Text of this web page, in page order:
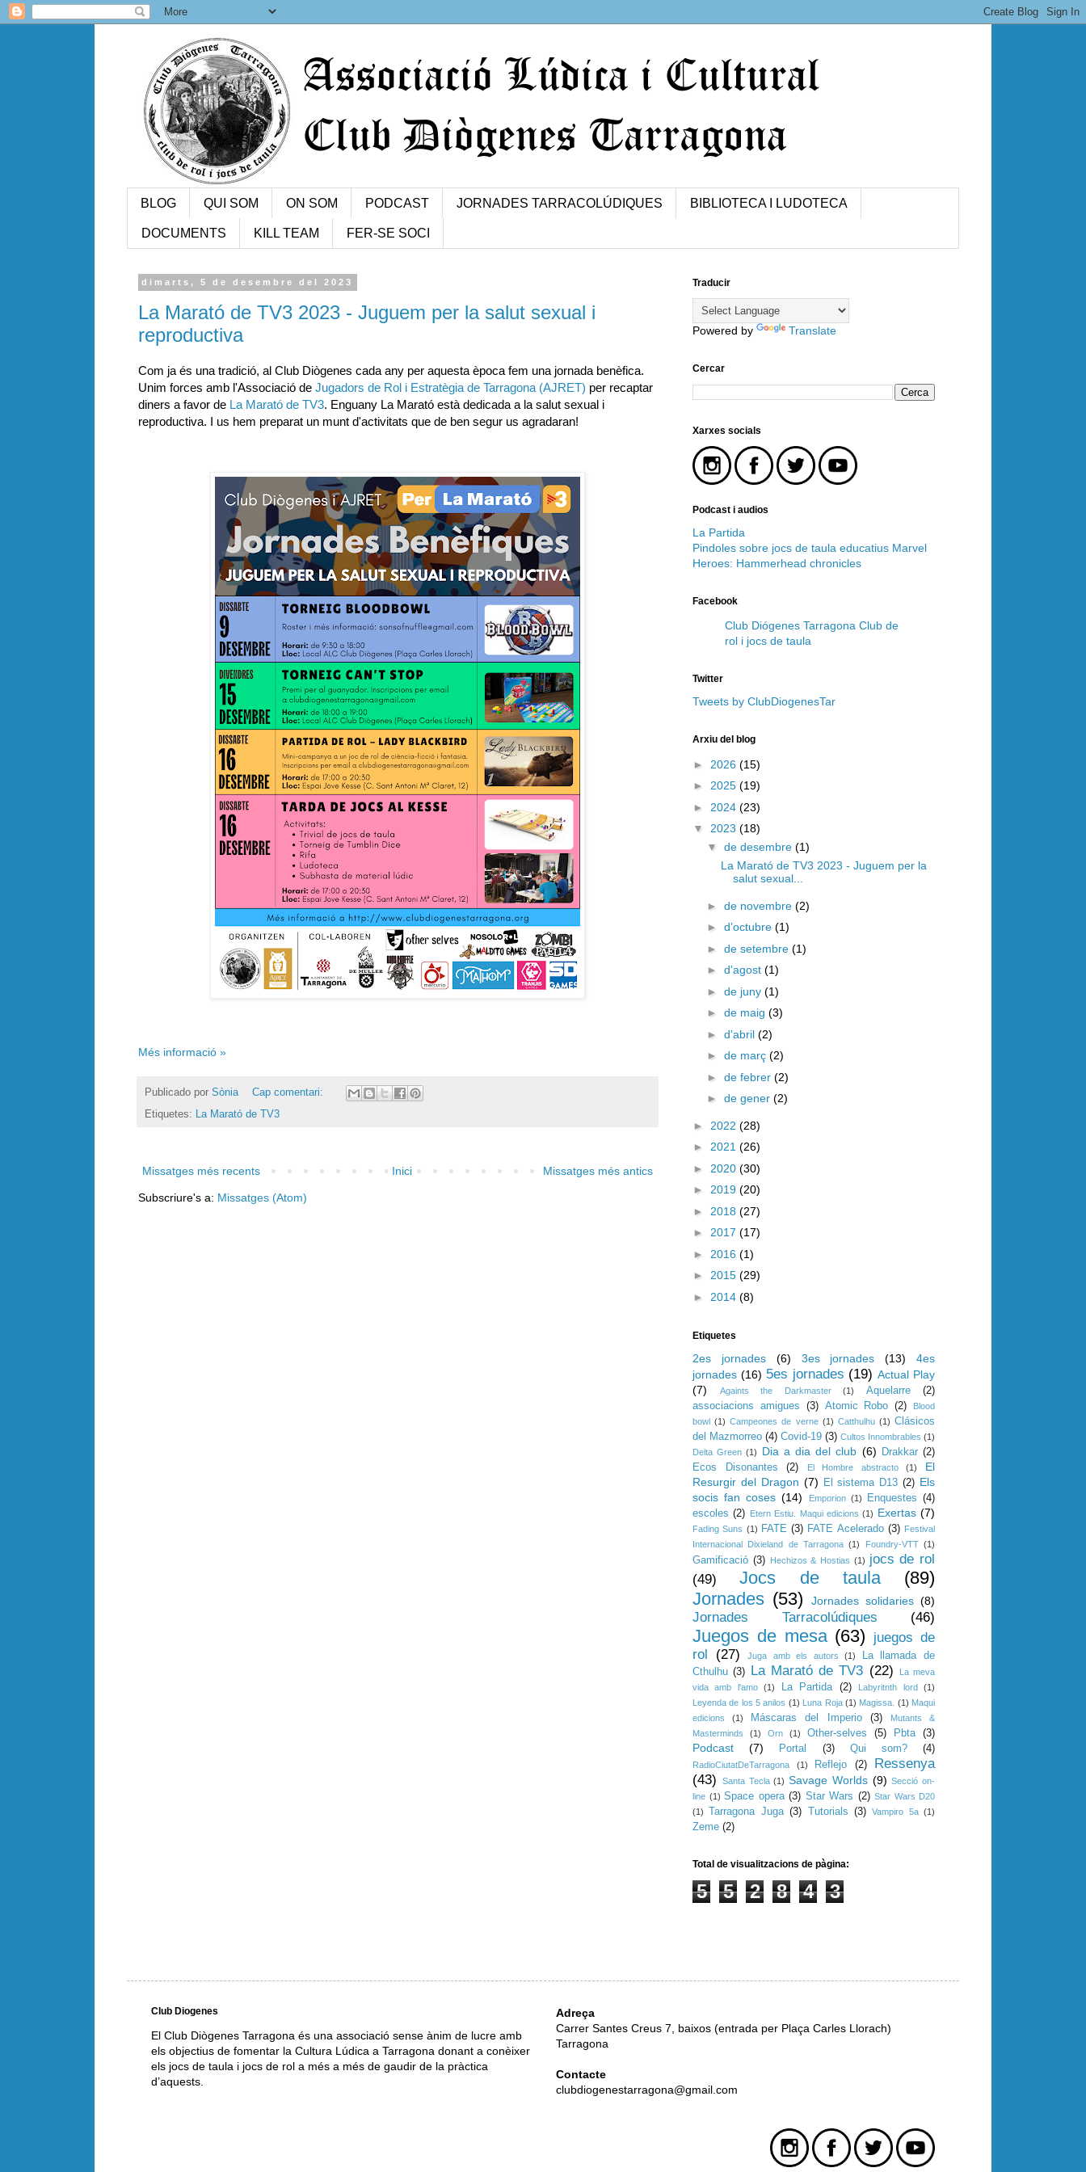
BLOG QUI SOM ON SOM PODCAST JORNADES TARRACOLÚDIQUES BIBLIOTECA I LUDOTECA
DOCUMENTS KILL TEAM FER-SE SOCI
dimarts, 5 de desembre del 2023
La Marató de TV3 2023 - Juguem per la salut sexual i
reproductiva
Com ja és una tradició, al Club Diògenes cada any per aquesta època fem una jornada benèfica.
Unim forces amb l'Associació de Jugadors de Rol i Estratègia de Tarragona (AJRET) per recaptar
diners a favor de La Marató de TV3. Enguany La Marató està dedicada a la salut sexual i
reproductiva. I us hem preparat un munt d'activitats que de ben segur us agradaran!
Més informació »
Publicado por Sònia
Cap comentari:
Etiquetes: La Marató de TV3
Missatges més recents Missatges més antics
Inici
Subscriure's a: Missatges (Atom)
Traducir
Powered by Translate
Cercar
Xarxes socials
Podcast i audios
La Partida
Pindoles sobre jocs de taula educatius Marvel
Heroes: Hammerhead chronicles
Facebook
Club Diógenes Tarragona Club de
rol i jocs de taula
Twitter
Tweets by ClubDiogenesTar
Arxiu del blog
► 2026 (15)
► 2025 (19)
► 2024 (23)
▼ 2023 (18)
▼ de desembre (1)
La Marató de TV3 2023 - Juguem per la
salut sexual...
► de novembre (2)
► d’octubre (1)
► de setembre (1)
► d’agost (1)
► de juny (1)
► de maig (3)
► d’abril (2)
► de març (2)
► de febrer (2)
► de gener (2)
► 2022 (28)
► 2021 (26)
► 2020 (30)
► 2019 (20)
► 2018 (27)
► 2017 (17)
► 2016 (1)
► 2015 (29)
► 2014 (8)
Etiquetes
2es jornades (6) 3es jornades (13)
4es
jornades (16) 5es jornades (19) Actual Play
(7)
Againts the Darkmaster (1) Aquelarre
(2)
associacions amigues
(3) Atomic Robo (2)
Blood
bowl (1) Campeones de verne (1) Catthulhu (1) Clásicos
del Mazmorreo (4) Covid-19 (3) Cultos Innombrables (1)
Delta Green (1) Dia a dia del club (6) Drakkar (2)
Ecos Disonantes
(2) El Hombre abstracto (1)
El
Resurgir del Dragon (7) El sistema D13 (2) Els
socis fan coses (14) Emporion (1) Enquestes (4)
escoles (2) Etern Estiu. Maqui edicions (1) Exertas (7)
Fading Suns (1) FATE (3) FATE Acelerado (3)
Festival
Internacional Dixieland de Tarragona (1) Foundry-VTT (1)
Gamificació (3) Hechizos & Hostias (1) jocs de rol
(49)
Jocs de taula
(89)
Jornades (53) Jornades solidaries (8)
Jornades Tarracolúdiques (46)
Juegos de mesa (63)
juegos de
rol
(27) Juga amb els autors (1)
La llamada de
Cthulhu (3) La Marató de TV3 (22)
La meva
vida amb l'amo
(1) La Partida (2) Labyritnth lord
(1)
Leyenda de los 5 anilos (1) Luna Roja (1) Magissa. (1) Maqui
edicions
(1) Máscaras del Imperio (3)
Mutants &
Masterminds
(1) Orn (1) Other-selves (5) Pbta (3)
Podcast (7) Portal (3) Qui som? (4)
RadioCiutatDeTarragona (1) Reflejo (2)
Ressenya
(43)
Santa Tecla (1) Savage Worlds (9) Secció on-
line (1) Space opera (3) Star Wars (2) Star Wars D20
(1)
Tarragona Juga (3) Tutorials (3) Vampiro 5a (1)
Zeme (2)
Total de visualitzacions de pàgina:
5 5 2 8 4 3
Club Diogenes
El Club Diògenes Tarragona és una associació sense ànim de lucre amb
els objectius de fomentar la Cultura Lúdica a Tarragona donant a conèixer
els jocs de taula i jocs de rol a més a més de gaudir de la pràctica
d’aquests.
Adreça
Carrer Santes Creus 7, baixos (entrada per Plaça Carles Llorach)
Tarragona
Contacte
clubdiogenestarragona@gmail.com